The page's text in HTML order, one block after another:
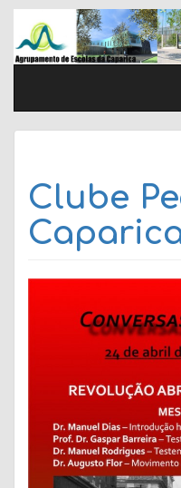
Skip
content
Clube